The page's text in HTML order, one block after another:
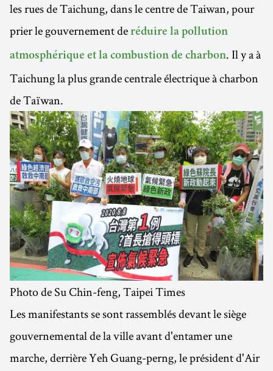
les rues de Taichung, dans le centre de Taiwan, pour
prier le gouvernement de réduire la pollution
atmosphérique et la combustion de charbon. Il y a à
Taichung la plus grande centrale électrique à charbon
de Taïwan.
Photo de Su Chin-feng, Taipei Times
Les manifestants se sont rassemblés devant le siège
gouvernemental de la ville avant d'entamer une
marche, derrière Yeh Guang-perng, le président d'Air